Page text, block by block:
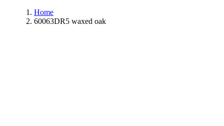
Home
60063DR5 waxed oak